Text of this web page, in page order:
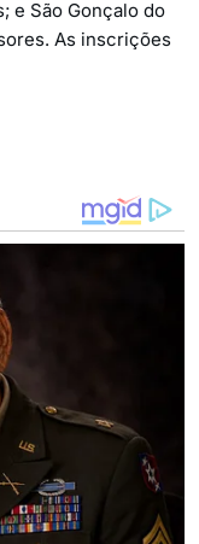
e São Gonçalo do
As inscrições